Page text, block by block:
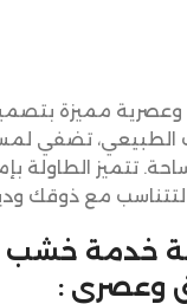
وعصرية مميزة
تضفي
تتميز الطاولة
مع ذوقك
خدمة
وعصري :